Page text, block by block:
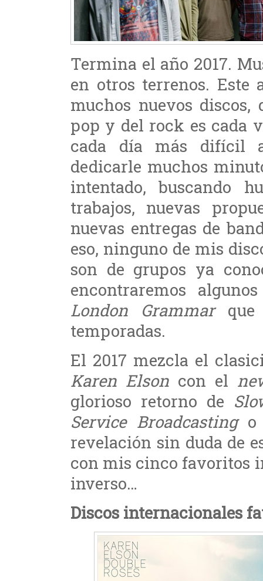
Termina el año 2017.
en otros terrenos. Este
muchos nuevos
pop y del rock es cada
cada día más difícil
dedicarle muchos
intentado, buscando
trabajos, nuevas
nuevas entregas de
eso, ninguno de mis
son de grupos ya
encontraremos
London Grammarque
temporadas.
El 2017 mezcla el
Karen Elson con el
glorioso retorno de
Service Broadcasting
revelación sin duda de
con mis cinco favoritos
inverso…
Discos internacionales